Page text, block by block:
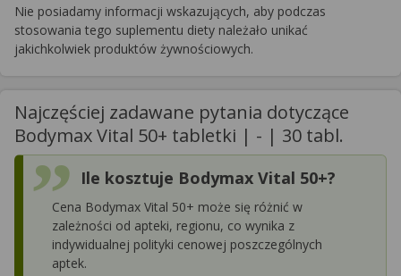
Nie posiadamy informacji wskazujących, aby podczas
stosowania tego suplementu diety należało unikać
jakichkolwiek produktów żywnościowych.
Najczęściej zadawane pytania dotyczące
Bodymax Vital 50+ tabletki | - | 30 tabl.
Ile kosztuje Bodymax Vital 50+?
Cena Bodymax Vital 50+ może się różnić w
zależności od apteki, regionu, co wynika z
indywidualnej polityki cenowej poszczególnych
aptek.